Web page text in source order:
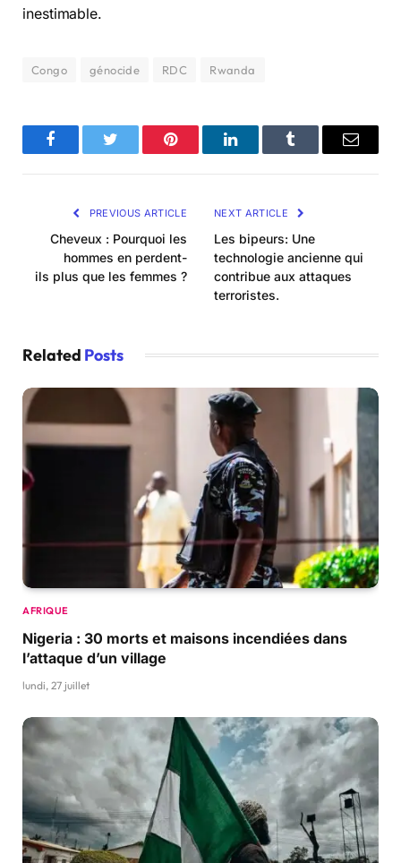
inestimable.
Congo génocide RDC Rwanda
FacebookTwitter Pinterest LinkedInTumblr Email
PREVIOUS ARTICLE
Cheveux : Pourquoi les
hommes en perdent-
ils plus que les femmes ?
NEXT ARTICLE
Les bipeurs: Une
technologie ancienne qui
contribue aux attaques
terroristes.
Related Posts
AFRIQUE
Nigeria : 30 morts et maisons incendiées dans
l’attaque d’un village
lundi, 27 juillet